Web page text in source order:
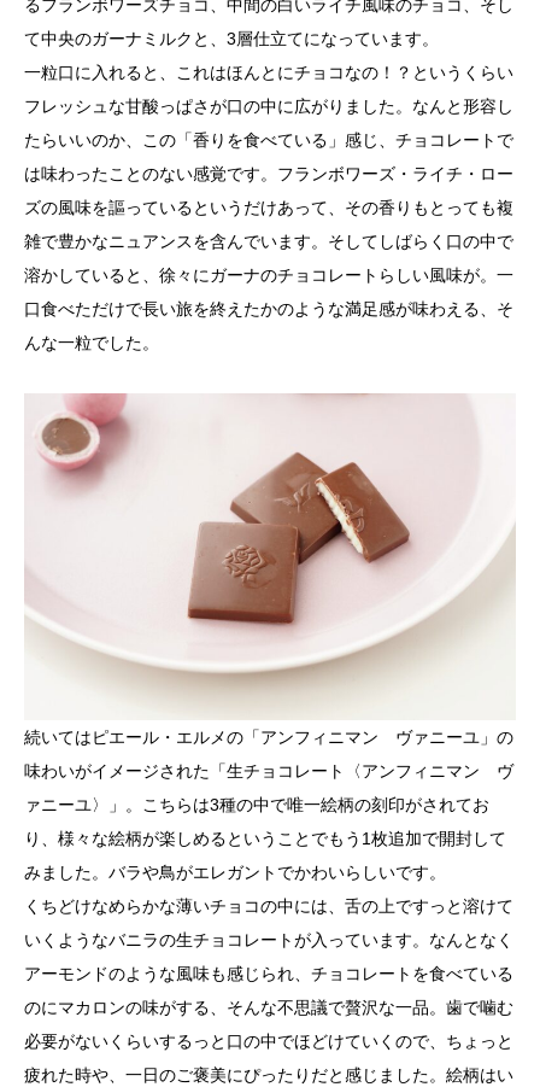
るフランボワーズチョコ、中間の白いライチ風味のチョコ、そし
て中央のガーナミルクと、3層仕立てになっています。
一粒口に入れると、これはほんとにチョコなの！？というくらい
フレッシュな甘酸っぱさが口の中に広がりました。なんと形容し
たらいいのか、この「香りを食べている」感じ、チョコレートで
は味わったことのない感覚です。フランボワーズ・ライチ・ロー
ズの風味を謳っているというだけあって、その香りもとっても複
雑で豊かなニュアンスを含んでいます。そしてしばらく口の中で
溶かしていると、徐々にガーナのチョコレートらしい風味が。一
口食べただけで長い旅を終えたかのような満足感が味わえる、そ
んな一粒でした。
続いてはピエール・エルメの「アンフィニマン ヴァニーユ」の
味わいがイメージされた「生チョコレート〈アンフィニマン ヴ
ァニーユ〉」。こちらは3種の中で唯一絵柄の刻印がされてお
り、様々な絵柄が楽しめるということでもう1枚追加で開封して
みました。バラや鳥がエレガントでかわいらしいです。
くちどけなめらかな薄いチョコの中には、舌の上ですっと溶けて
いくようなバニラの生チョコレートが入っています。なんとなく
アーモンドのような風味も感じられ、チョコレートを食べている
のにマカロンの味がする、そんな不思議で贅沢な一品。歯で噛む
必要がないくらいするっと口の中でほどけていくので、ちょっと
疲れた時や、一日のご褒美にぴったりだと感じました。絵柄はい